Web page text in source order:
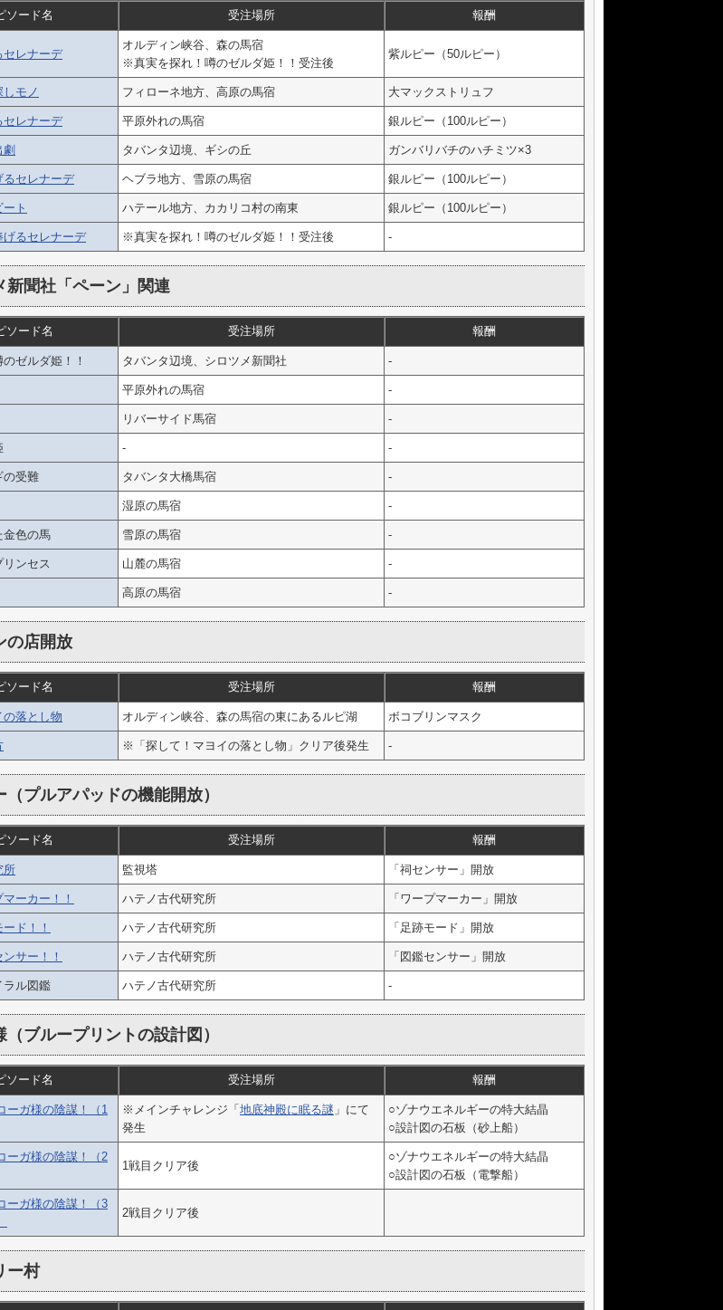
ソード名 受注場所 報酬
セレナーデ
オルディン峡谷、森の馬宿
※真実を探れ！噂のゼルダ姫！！受注後
紫ルピー（50ルピー）
モノ フィローネ地方、高原の馬宿 大マックストリュフ
セレナーデ 平原外れの馬宿 銀ルピー（100ルピー）
タバンタ辺境、ギシの丘 ガンバリバチのハチミツ×3
るセレナーデ ヘブラ地方、雪原の馬宿 銀ルピー（100ルピー）
ト ハテール地方、カカリコ村の南東 銀ルピー（100ルピー）
げるセレナーデ ※真実を探れ！噂のゼルダ姫！！受注後 -
新聞社「ペーン」関連
ソード名 受注場所 報酬
ゼルダ姫！！ タバンタ辺境、シロツメ新聞社 -
平原外れの馬宿 -
リバーサイド馬宿 -
- -
の受難 タバンタ大橋馬宿 -
湿原の馬宿 -
金色の馬 雪原の馬宿 -
リンセス 山麓の馬宿 -
高原の馬宿 -
の店開放
ソード名 受注場所 報酬
落とし物 オルディン峡谷、森の馬宿の東にあるルピ湖 ボコブリンマスク
※「探して！マヨイの落とし物」クリア後発生 -
（プルアパッドの機能開放）
ソード名 受注場所 報酬
所 監視塔 「祠センサー」開放
ーカー！！ ハテノ古代研究所 「ワープマーカー」開放
ド！！ ハテノ古代研究所 「足跡モード」開放
サー！！ ハテノ古代研究所 「図鑑センサー」開放
ラル図鑑 ハテノ古代研究所 -
（ブループリントの設計図）
ソード名 受注場所 報酬
ーガ様の陰謀！（1
※メインチャレンジ「 地底神殿に眠る謎 」にて
発生
○ゾナウエネルギーの特大結晶
○設計図の石板（砂上船）
ーガ様の陰謀！（2
1戦目クリア後
○ゾナウエネルギーの特大結晶
○設計図の石板（電撃船）
ーガ様の陰謀！（3
2戦目クリア後
ー村